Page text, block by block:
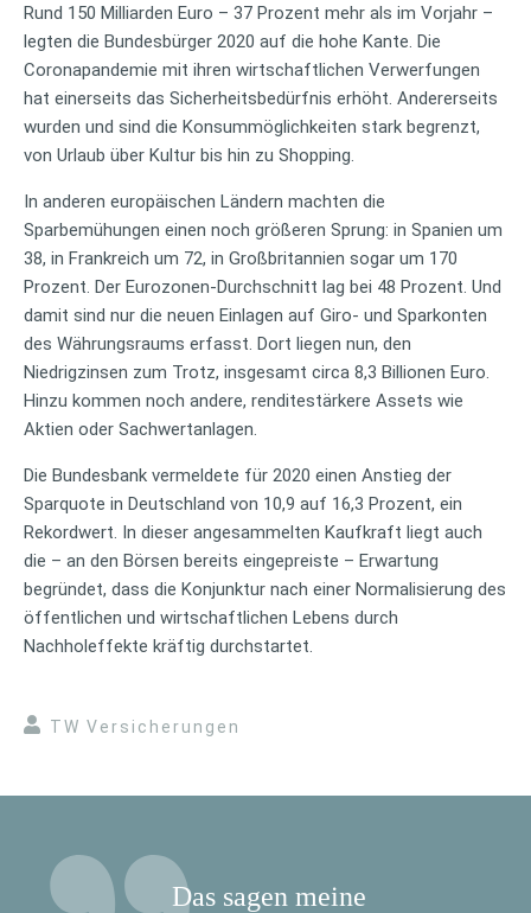
Rund 150 Milliarden Euro – 37 Prozent mehr als im Vorjahr –
legten die Bundesbürger 2020 auf die hohe Kante. Die
Coronapandemie mit ihren wirtschaftlichen Verwerfungen
hat einerseits das Sicherheitsbedürfnis erhöht. Andererseits
wurden und sind die Konsummöglichkeiten stark begrenzt,
von Urlaub über Kultur bis hin zu Shopping.
In anderen europäischen Ländern machten die
Sparbemühungen einen noch größeren Sprung: in Spanien um
38, in Frankreich um 72, in Großbritannien sogar um 170
Prozent. Der Eurozonen-Durchschnitt lag bei 48 Prozent. Und
damit sind nur die neuen Einlagen auf Giro- und Sparkonten
des Währungsraums erfasst. Dort liegen nun, den
Niedrigzinsen zum Trotz, insgesamt circa 8,3 Billionen Euro.
Hinzu kommen noch andere, renditestärkere Assets wie
Aktien oder Sachwertanlagen.
Die Bundesbank vermeldete für 2020 einen Anstieg der
Sparquote in Deutschland von 10,9 auf 16,3 Prozent, ein
Rekordwert. In dieser angesammelten Kaufkraft liegt auch
die – an den Börsen bereits eingepreiste – Erwartung
begründet, dass die Konjunktur nach einer Normalisierung des
öffentlichen und wirtschaftlichen Lebens durch
Nachholeffekte kräftig durchstartet.
TW Versicherungen
Das sagen meine